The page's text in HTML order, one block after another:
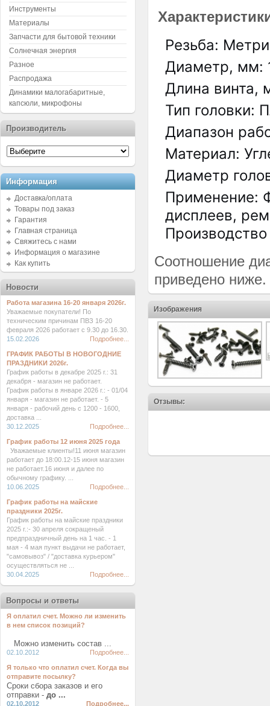
Резьба:
Диаметр, мм:
Длина винта,
Тип головки:
Диапазон
Материал:
Диаметр
Применение:
дисплеев,
Соотношение
приведено ниже.
Изображения
Отзывы:
Инструменты
Материалы
Запчасти для бытовой техники
Солнечная энергия
Разное
Распродажа
Динамики малогабаритные,
капсюли, микрофоны
Производитель
Информация
Доставка/оплата
Товары под заказ
Гарантия
Главная страница
Свяжитесь с нами
Информация о магазине
Как купить
Новости
Работа магазина 16-20 января 2026г.
Уважаемые покупатели! По
техническим причинам ПВЗ 16-20
февраля 2026 работает с 9.30 до 16.30.
15.02.2026
Подробнее...
ГРАФИК РАБОТЫ В НОВОГОДНИЕ
ПРАЗДНИКИ 2026г.
График работы в декабре 2025 г.: 31
декабря - магазин не работает.
График работы в январе 2026 г.: - 01/04
января - магазин не работает. - 5
января - рабочий день с 1200 - 1600,
доставка ...
30.12.2025
Подробнее...
График работы 12 июня 2025 года
Уважаемые клиенты!11 июня магазин
работает до 18:00.12-15 июня магазин
не работает.16 июня и далее по
обычному графику. ...
10.06.2025
Подробнее...
График работы на майские
праздники 2025г.
График работы на майские праздники
2025 г.:- 30 апреля сокращеный
предпраздничный день на 1 час. - 1
мая - 4 мая пункт выдачи не работает,
"самовывоз" / "доставка курьером"
осуществляться не ...
30.04.2025
Подробнее...
Вопросы и ответы
Я оплатил счет. Можно ли изменить
в нем список позиций?
Можно изменить состав ...
02.10.2012 Подробнее...
Я только что оплатил счет. Когда вы
отправите посылку?
Сроки сбора заказов и его
отправки - до ...
02.10.2012 Подробнее...